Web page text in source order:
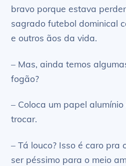
bravo porque estava
sagrado futebol dominical
e outros ãos da vida.
– Mas, ainda temos
fogão?
– Coloca um papel
trocar.
– Tá louco? Isso é caro pra
ser péssimo para o meio